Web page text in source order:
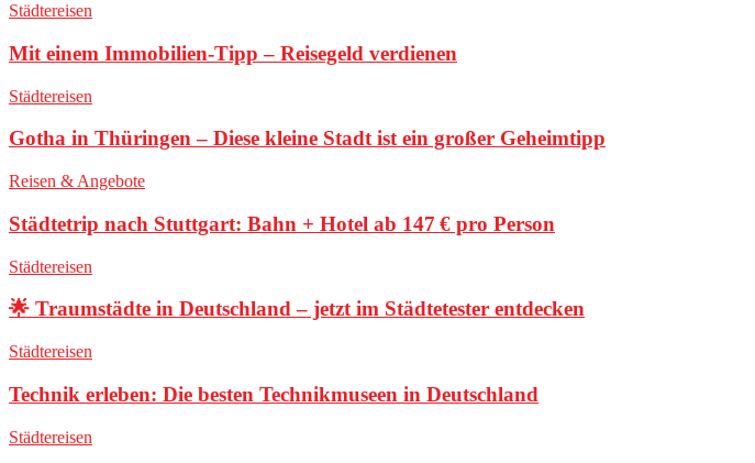
Städtereisen
Mit einem Immobilien-Tipp – Reisegeld verdienen
Städtereisen
Gotha in Thüringen – Diese kleine Stadt ist ein großer Geheimtipp
Reisen & Angebote
Städtetrip nach Stuttgart: Bahn + Hotel ab 147 € pro Person
Städtereisen
🌟 Traumstädte in Deutschland – jetzt im Städtetester entdecken
Städtereisen
Technik erleben: Die besten Technikmuseen in Deutschland
Städtereisen